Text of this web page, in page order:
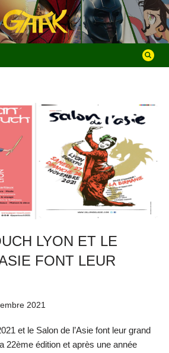
LYON ET LE
FONT LEUR
2021
et le Salon de l’Asie font leur grand
22ème édition et après une année